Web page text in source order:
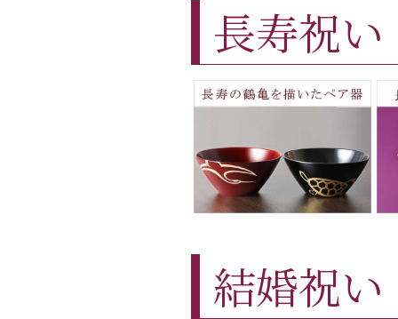
長寿祝い
結婚祝い